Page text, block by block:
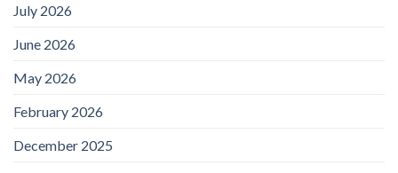
July 2026
June 2026
May 2026
February 2026
December 2025